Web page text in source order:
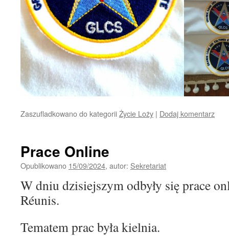
Zaszufladkowano do kategoriiŻycie Loży | Dodaj komentarz
Prace Online
Opublikowano 15/09/2024, autor: Sekretariat
W dniu dzisiejszym odbyły się prace
Réunis.
Tematem prac była kielnia.